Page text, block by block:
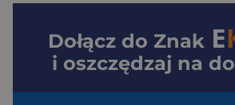
Dołącz do Znak
i oszczędzaj na